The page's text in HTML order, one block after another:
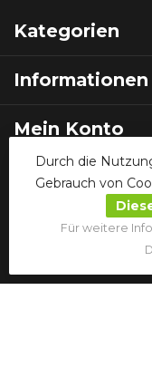
Kategorien
Informationen
Mein Konto
Folgen Sie
Durch die
Gebrauch von
Für weitere